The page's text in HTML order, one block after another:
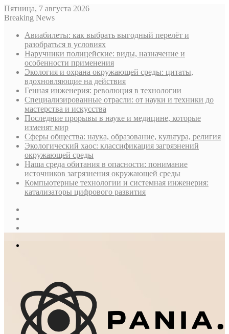
Пятница, 7 августа 2026
Breaking News
Авиабилеты: как выбрать выгодный перелёт и
разобраться в условиях
Наручники полицейские: виды, назначение и
особенности применения
Экология и охрана окружающей среды: цитаты,
вдохновляющие на действия
Генная инженерия: революция в технологии
Специализированные отрасли: от науки и техники до
мастерства и искусства
Последние прорывы в науке и медицине, которые
изменят мир
Сферы общества: наука, образование, культура, религия
Экологический хаос: классификация загрязнений
окружающей среды
Наша среда обитания в опасности: понимание
источников загрязнения окружающей среды
Компьютерные технологии и системная инженерия:
катализаторы цифрового развития